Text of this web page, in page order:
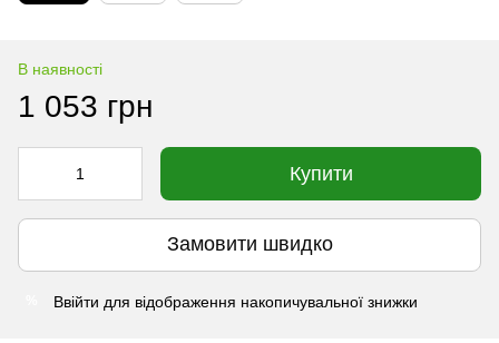
В наявності
1 053 грн
Купити
Замовити швидко
Ввійти для відображення накопичувальної знижки